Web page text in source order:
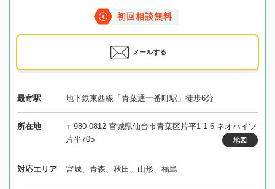
初回相談無料
メールする
最寄駅 地下鉄東西線「青葉通一番町駅」徒歩6分
所在地
〒980-0812 宮城県仙台市青葉区片平1-1-6 ネオハイツ
片平705
地図
対応エリア 宮城、青森、秋田、山形、福島